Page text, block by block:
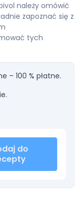
należy omówić
zapoznać się z
tych
– 100 % płatne.
do